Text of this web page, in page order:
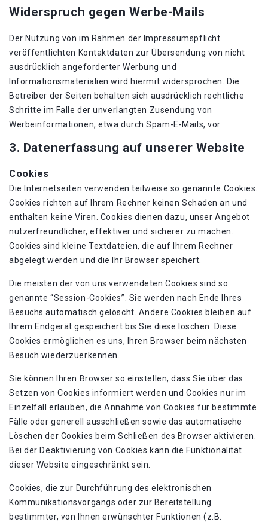
Widerspruch gegen Werbe-Mails
Der Nutzung von im Rahmen der Impressumspflicht
veröffentlichten Kontaktdaten zur Übersendung von nicht
ausdrücklich angeforderter Werbung und
Informationsmaterialien wird hiermit widersprochen. Die
Betreiber der Seiten behalten sich ausdrücklich rechtliche
Schritte im Falle der unverlangten Zusendung von
Werbeinformationen, etwa durch Spam-E-Mails, vor.
3. Datenerfassung auf unserer Website
Cookies
Die Internetseiten verwenden teilweise so genannte Cookies.
Cookies richten auf Ihrem Rechner keinen Schaden an und
enthalten keine Viren. Cookies dienen dazu, unser Angebot
nutzerfreundlicher, effektiver und sicherer zu machen.
Cookies sind kleine Textdateien, die auf Ihrem Rechner
abgelegt werden und die Ihr Browser speichert.
Die meisten der von uns verwendeten Cookies sind so
genannte “Session-Cookies”. Sie werden nach Ende Ihres
Besuchs automatisch gelöscht. Andere Cookies bleiben auf
Ihrem Endgerät gespeichert bis Sie diese löschen. Diese
Cookies ermöglichen es uns, Ihren Browser beim nächsten
Besuch wiederzuerkennen.
Sie können Ihren Browser so einstellen, dass Sie über das
Setzen von Cookies informiert werden und Cookies nur im
Einzelfall erlauben, die Annahme von Cookies für bestimmte
Fälle oder generell ausschließen sowie das automatische
Löschen der Cookies beim Schließen des Browser aktivieren.
Bei der Deaktivierung von Cookies kann die Funktionalität
dieser Website eingeschränkt sein.
Cookies, die zur Durchführung des elektronischen
Kommunikationsvorgangs oder zur Bereitstellung
bestimmter, von Ihnen erwünschter Funktionen (z.B.